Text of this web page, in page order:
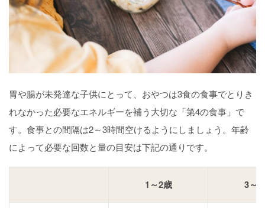
胃や腸が未発達な子供にとって、おやつは3食の食事でとりき
れなかった必要なエネルギーを補う大切な「第4の食事」で
す。食事との間隔は2～3時間空けるようにしましょう。年齢
によって必要な回数と量の目安は下記の通りです。
1～2歳 3～5